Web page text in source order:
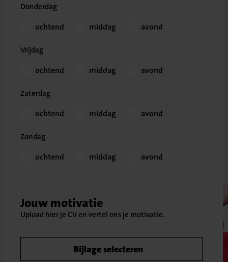
Donderdag
ochtend middag avond
Vrijdag
ochtend middag avond
Zaterdag
ochtend middag avond
Zondag
ochtend middag avond
Jouw motivatie
Bijlage selecteren